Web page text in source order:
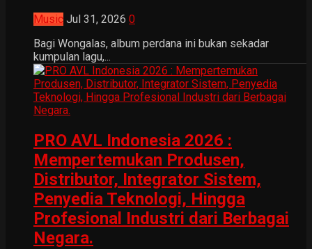
Music Jul 31, 2026 0
Bagi Wongalas, album perdana ini bukan sekadar
kumpulan lagu,...
PRO AVL Indonesia 2026 :
Mempertemukan Produsen,
Distributor, Integrator Sistem,
Penyedia Teknologi, Hingga
Profesional Industri dari Berbagai
Negara.